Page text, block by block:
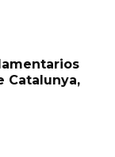
Catalunya,